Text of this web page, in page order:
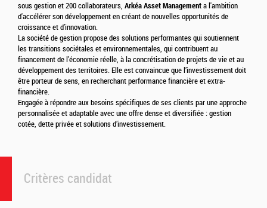
sous gestion et 200 collaborateurs, Arkéa Asset Management a l'ambition
d'accélérer son développement en créant de nouvelles opportunités de
croissance et d’innovation.
La société de gestion propose des solutions performantes qui soutiennent
les transitions sociétales et environnementales, qui contribuent au
financement de l’économie réelle, à la concrétisation de projets de vie et au
développement des territoires. Elle est convaincue que l’investissement doit
être porteur de sens, en recherchant performance financière et extra-
financière.
Engagée à répondre aux besoins spécifiques de ses clients par une approche
personnalisée et adaptable avec une offre dense et diversifiée : gestion
cotée, dette privée et solutions d’investissement.
Critères candidat